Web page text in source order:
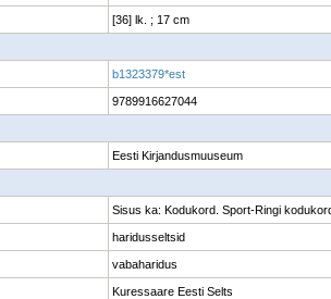
[36] lk. ; 17 cm
b1323379*est
9789916627044
Eesti Kirjandusmuuseum
Sisus ka: Kodukord. Sport-Ringi
haridusseltsid
vabaharidus
Kuressaare Eesti Selts